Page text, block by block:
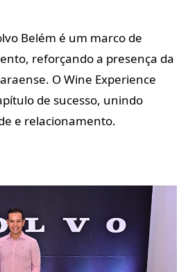
Belém é um marco de
reforçando a presença da
O Wine Experience
de sucesso, unindo
e relacionamento.